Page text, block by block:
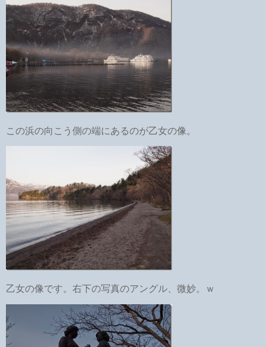
この浜の向こう側の端にあるのが乙女の像。
乙女の像です。右下の写真のアングル、微妙。ｗ